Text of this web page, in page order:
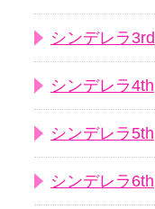
シンデレラ3rd
シンデレラ4th
シンデレラ5th
シンデレラ6th